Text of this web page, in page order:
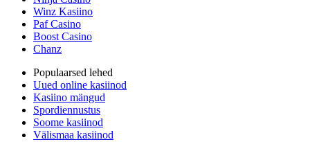
Winz Kasiino
Paf Casino
Boost Casino
Chanz
Populaarsed lehed
Uued online kasiinod
Kasiino mängud
Spordiennustus
Soome kasiinod
Välismaa kasiinod